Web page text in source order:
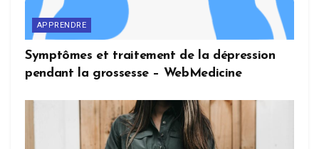
APPRENDRE
Symptômes et traitement de la dépression
pendant la grossesse – WebMedicine